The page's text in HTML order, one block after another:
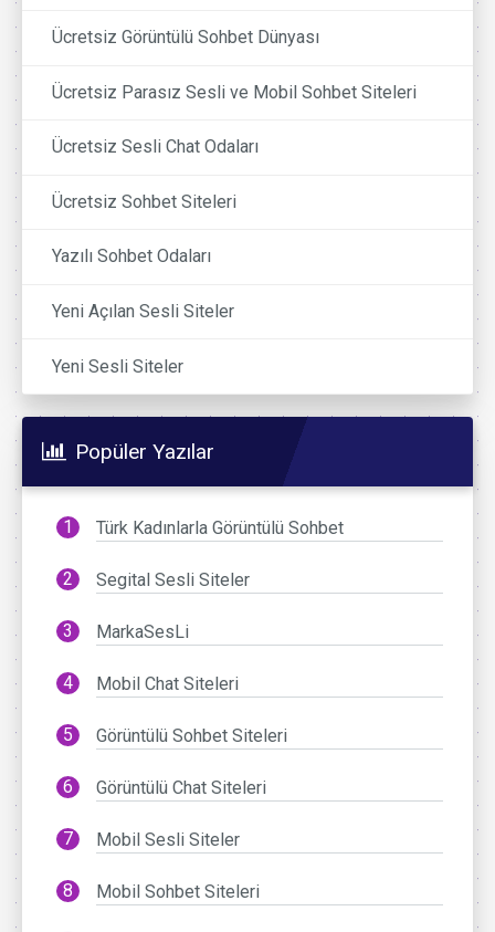
Ücretsiz Görüntülü Sohbet Dünyası
Ücretsiz Parasız Sesli ve Mobil Sohbet Siteleri
Ücretsiz Sesli Chat Odaları
Ücretsiz Sohbet Siteleri
Yazılı Sohbet Odaları
Yeni Açılan Sesli Siteler
Yeni Sesli Siteler
Popüler Yazılar
Türk Kadınlarla Görüntülü Sohbet
Segital Sesli Siteler
MarkaSesLi
Mobil Chat Siteleri
Görüntülü Sohbet Siteleri
Görüntülü Chat Siteleri
Mobil Sesli Siteler
Mobil Sohbet Siteleri